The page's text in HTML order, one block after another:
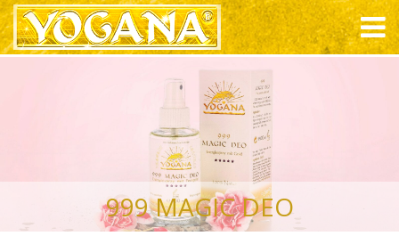
999 MAGIC DEO